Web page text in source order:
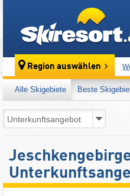
Region auswählen
Alle Skigebiete Beste